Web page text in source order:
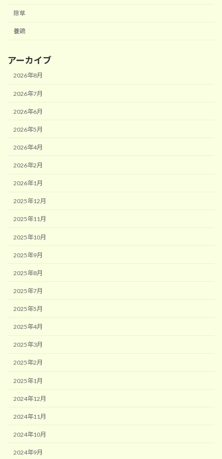
除草
養鶏
アーカイブ
2026年8月
2026年7月
2026年6月
2026年5月
2026年4月
2026年2月
2026年1月
2025年12月
2025年11月
2025年10月
2025年9月
2025年8月
2025年7月
2025年5月
2025年4月
2025年3月
2025年2月
2025年1月
2024年12月
2024年11月
2024年10月
2024年9月